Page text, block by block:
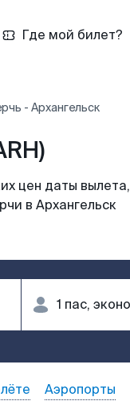
Где мой билет?
- Архангельск
цен даты вылета,
в Архангельск
Аэропорты